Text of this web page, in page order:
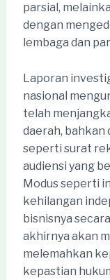
parsial,
dengan
lembaga dan
Laporan
nasional
telah
daerah, bahkan
seperti surat
audiensi yang
Modus seperti
kehilangan
bisnisnya
akhirnya akan
melemahkan
kepastian